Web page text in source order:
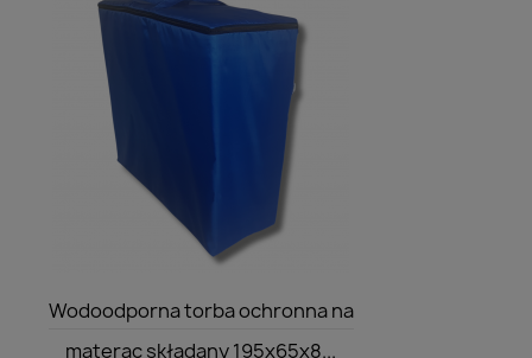
 Szybki podgląd
Wodoodporna torba ochronna na
materac składany 195x65x8...